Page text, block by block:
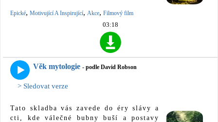
Epické, Motivující A Inspirující, Akce, Filmový film
03:18
Věk mytologie - podle David Robson
> Sledovat verze
Tato skladba vás zavede do éry slávy a
cti, kde válečné bubny buší a postavy